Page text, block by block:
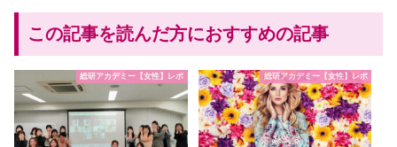
この記事を読んだ方におすすめの記事
総研アカデミー【女性】レポ 総研アカデミー【女性】レポ